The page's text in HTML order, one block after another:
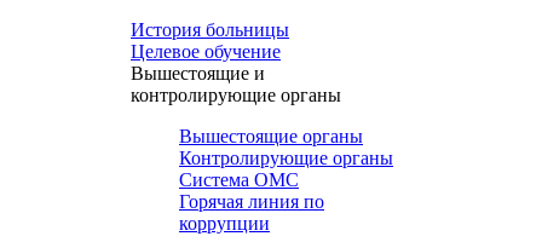
История больницы
Целевое обучение
Вышестоящие и
контролирующие органы
Вышестоящие органы
Контролирующие органы
Система ОМС
Горячая линия по
коррупции